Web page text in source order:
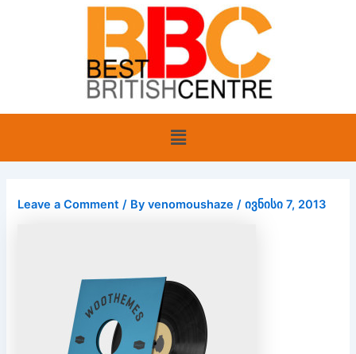
Menu
Leave a Comment / Byvenomoushaze/ივნისი 7, 2013